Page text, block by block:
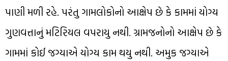
પાણી મળી રહે. પરંતુ ગામલોકોનો આક્ષેપ છે કે કામમાં યોગ્ય
ગુણવત્તાનું મટિરિયલ વપરાયુ નથી. ગ્રામજનોનો આક્ષેપ છે કે
ગામમાં કોઈ જગ્યાએ યોગ્ય કામ થયુ નથી. અમુક જગ્યાએ